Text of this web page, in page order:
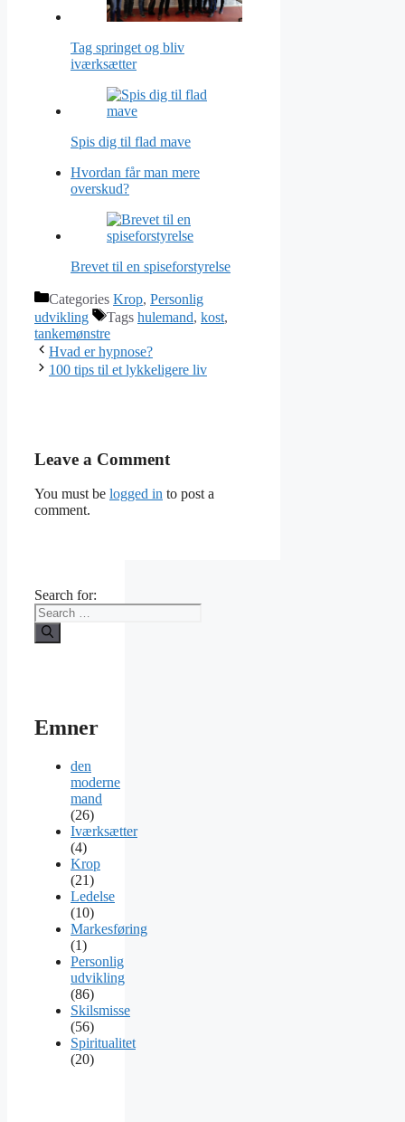
Tag springet og bliv
iværksætter
Spis dig til flad mave
Hvordan får man mere
overskud?
Brevet til en spiseforstyrelse
Categories Krop, Personlig
udvikling
Tags hulemand, kost,
tankemønstre
Hvad er hypnose?
100 tips til et lykkeligere liv
Leave a Comment
You must be logged in to post a
comment.
Search for:
Emner
den
moderne
mand
(26)
Iværksætter
(4)
Krop
(21)
Ledelse
(10)
Markesføring
(1)
Personlig
udvikling
(86)
Skilsmisse
(56)
Spiritualitet
(20)